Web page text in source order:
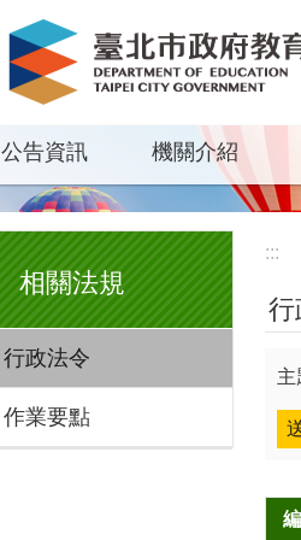
公告資訊 機關介紹
相關法規
行政法令
作業要點
:::
行
主